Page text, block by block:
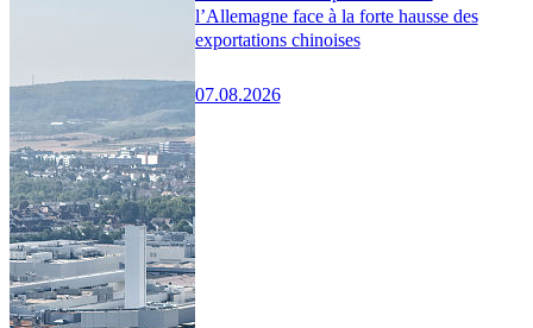
l’Allemagne face à la forte hausse des
exportations chinoises
07.08.2026